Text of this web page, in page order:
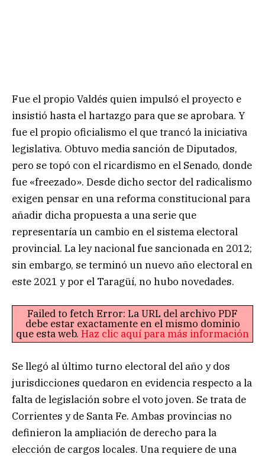
Fue el propio Valdés quien impulsó el proyecto e
insistió hasta el hartazgo para que se aprobara. Y
fue el propio oficialismo el que trancó la iniciativa
legislativa. Obtuvo media sanción de Diputados,
pero se topó con el ricardismo en el Senado, donde
fue «freezado». Desde dicho sector del radicalismo
exigen pensar en una reforma constitucional para
añadir dicha propuesta a una serie que
representaría un cambio en el sistema electoral
provincial. La ley nacional fue sancionada en 2012;
sin embargo, se terminó un nuevo año electoral en
este 2021 y por el Taragüí, no hubo novedades.
Failed to fetch Error: La URL del archivo PDF
debe estar exactamente en el mismo dominio
que esta web. Haz clic aquí para más información
Se llegó al último turno electoral del año y dos
jurisdicciones quedaron en evidencia respecto a la
falta de legislación sobre el voto joven. Se trata de
Corrientes y de Santa Fe. Ambas provincias no
definieron la ampliación de derecho para la
elección de cargos locales. Una requiere de una